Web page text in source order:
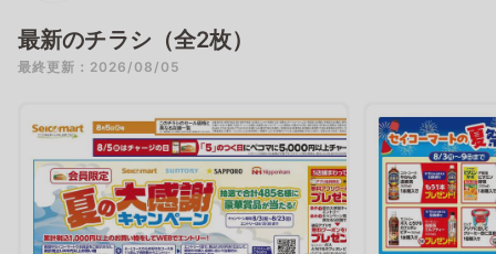
最新のチラシ（全2枚）
最終更新：2026/08/05